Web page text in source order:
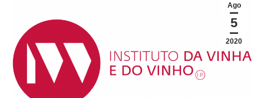
Ago
5
2020